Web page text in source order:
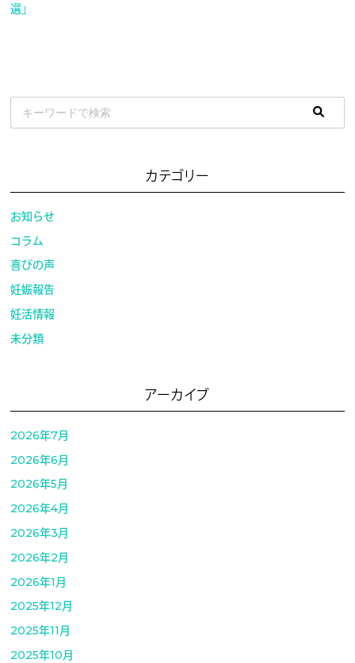
選」
カテゴリー
お知らせ
コラム
喜びの声
妊娠報告
妊活情報
未分類
アーカイブ
2026年7月
2026年6月
2026年5月
2026年4月
2026年3月
2026年2月
2026年1月
2025年12月
2025年11月
2025年10月